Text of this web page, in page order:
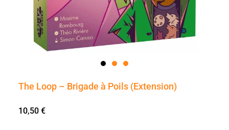
The Loop – Brigade à Poils (Extension)
10,50 €